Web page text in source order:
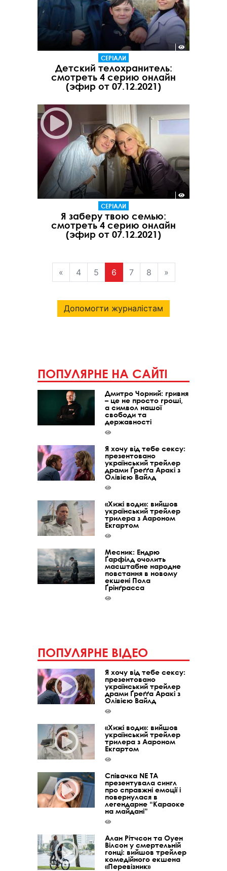
СЕРІАЛИ
Детский телохранитель:
смотреть 4 серию онлайн
(эфир от 07.12.2021)
СЕРІАЛИ
Я заберу твою семью:
смотреть 4 серию онлайн
(эфир от 07.12.2021)
« 4 5 6 7 8 »
Допомогти журналістам
ПОПУЛЯРНЕ НА САЙТІ
Дмитро Чорний: гривня
– це не просто гроші,
а символ нашої
свободи та
державності
Я хочу від тебе сексу:
презентовано
український трейлер
драми Ґреґґа Аракі з
Олівією Вайлд
«Хижі води»: вийшов
український трейлер
трилера з Аароном
Екгартом
Месник: Ендрю
Ґарфілд очолить
масштабне народне
повстання в новому
екшені Пола
Ґрінґрасса
ПОПУЛЯРНЕ ВІДЕО
Я хочу від тебе сексу:
презентовано
український трейлер
драми Ґреґґа Аракі з
Олівією Вайлд
«Хижі води»: вийшов
український трейлер
трилера з Аароном
Екгартом
Співачка NE TA
презентувала сингл
про справжні емоції і
повернулася в
легендарне “Караоке
на майдані”
Алан Рітчсон та Оуен
Вілсон у смертельній
гонці: вийшов трейлер
комедійного екшена
«Перевізник»